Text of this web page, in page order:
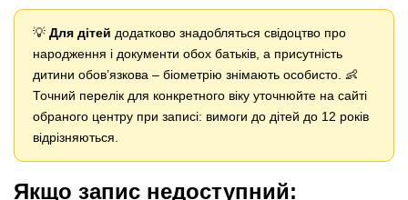
💡 Для дітей додатково знадобляться свідоцтво про
народження і документи обох батьків, а присутність
дитини обов’язкова – біометрію знімають особисто. 👶
Точний перелік для конкретного віку уточнюйте на сайті
обраного центру при записі: вимоги до дітей до 12 років
відрізняються.
Якщо запис недоступний: